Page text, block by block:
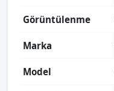
Görüntülenme
Marka
Model